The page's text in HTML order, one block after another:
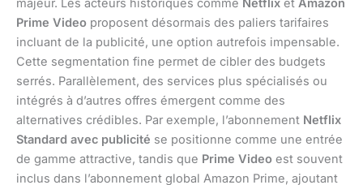
majeur. Les acteurs historiques comme Netflix et Amazon
Prime Video proposent désormais des paliers tarifaires
incluant de la publicité, une option autrefois impensable.
Cette segmentation fine permet de cibler des budgets
serrés. Parallèlement, des services plus spécialisés ou
intégrés à d’autres offres émergent comme des
alternatives crédibles. Par exemple, l’abonnement Netflix
Standard avec publicité se positionne comme une entrée
de gamme attractive, tandis que Prime Video est souvent
inclus dans l’abonnement global Amazon Prime, ajoutant